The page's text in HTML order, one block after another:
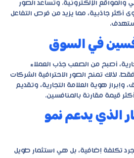
والمواقع الإلكترونية. وتساعد الصور
أكثر جاذبية، مما يزيد من فرص التفاعل
في السوق
أصبح من الصعب جذب العملاء
لذلك تمنح الصور الاحترافية الشركات
هوية العلامة التجارية، وتقديم
قيمة مقارنة بالمنافسين.
الذي يدعم نمو
مجرد تكلفة إضافية، بل هي استثمار طويل